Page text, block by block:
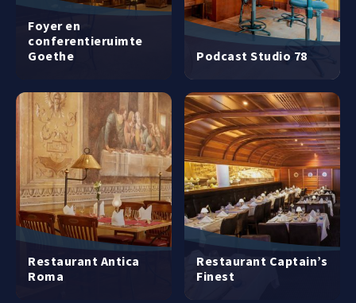
Foyer en
conferentieruimte
Goethe
Podcast Studio 78
Restaurant Antica
Roma
Restaurant Captain’s
Finest